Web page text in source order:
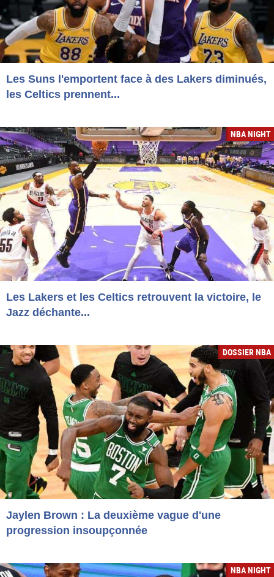
Les Suns l'emportent face à des Lakers diminués,
les Celtics prennent...
NBA NIGHT
Les Lakers et les Celtics retrouvent la victoire, le
Jazz déchante...
DOSSIER NBA
Jaylen Brown : La deuxième vague d'une
progression insoupçonnée
NBA NIGHT